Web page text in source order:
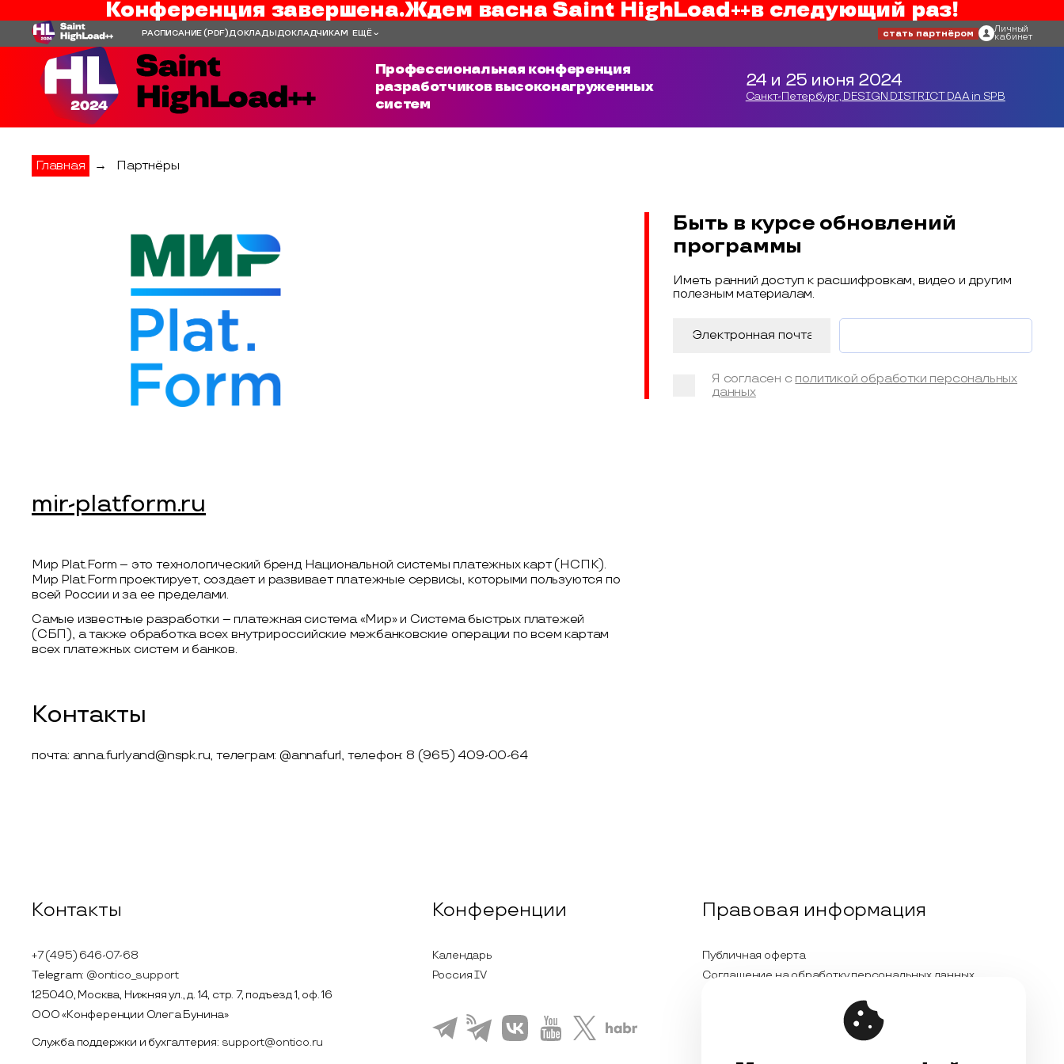
Конференция завершена.Ждем васна Saint HighLoad++в следующий раз!
РАСПИСАНИЕ(PDF)ДОКЛАДЫ ДОКЛАДЧИКАМ ЕЩЁ стать партнёром Личный
кабинет
Профессиональная конференция
разработчиков высоконагруженных
систем
24 и 25 июня 2024
Санкт-Петербург, DESIGN DISTRICT DAA in SPB
Главная → Партнёры
mir-platform.ru
Мир Plat.Form – это технологический бренд Национальной системы платежных карт (НСПК).
Мир Plat.Form проектирует, создает и развивает платежные сервисы, которыми пользуются по
всей России и за ее пределами.
Самые известные разработки – платежная система «Мир» и Система быстрых платежей
(СБП), а также обработка всех внутрироссийские межбанковские операции по всем картам
всех платежных систем и банков.
Контакты
почта: anna.furlyand@nspk.ru, телеграм: @annafurl, телефон: 8 (965) 409-00-64
Быть в курсе обновлений
программы
Иметь ранний доступ к расшифровкам, видео и другим
полезным материалам.
Я согласен с политикой обработки персональных
данных
Контакты
+7 (495) 646-07-68
Telegram: @ontico_support
125040, Москва, Нижняя ул., д. 14, стр. 7, подъезд 1, оф. 16
ООО «Конференции Олега Бунина»
Служба поддержки и бухгалтерия: support@ontico.ru
Конференции
Календарь
Россия IV
Правовая информация
Публичная оферта
Соглашение на обработку персональных данных